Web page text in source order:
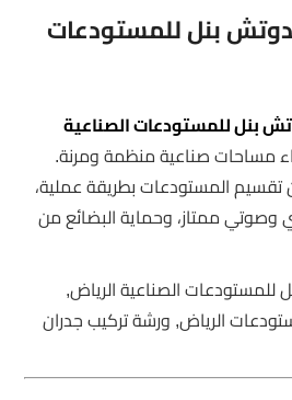
بنل للمستودعات
بنل للمستودعات الصناعية
مساحات صناعية منظمة ومرنة.
تقسيم المستودعات بطريقة عملية،
وصوتي ممتاز، وحماية البضائع من
للمستودعات الصناعية الرياض,
الرياض, ورشة تركيب جدران